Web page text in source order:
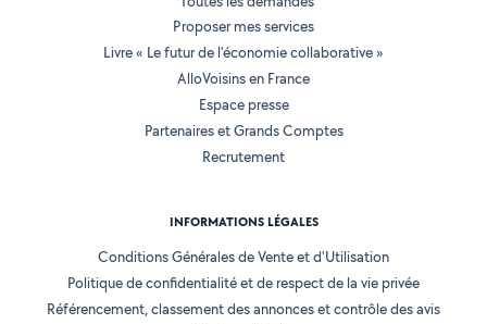
Proposer mes services
Livre « Le futur de l'économie collaborative »
AlloVoisins en France
Espace presse
Partenaires et Grands Comptes
Recrutement
INFORMATIONS LÉGALES
Conditions Générales de Vente et d'Utilisation
Politique de confidentialité et de respect de la vie privée
Référencement, classement des annonces et contrôle des avis